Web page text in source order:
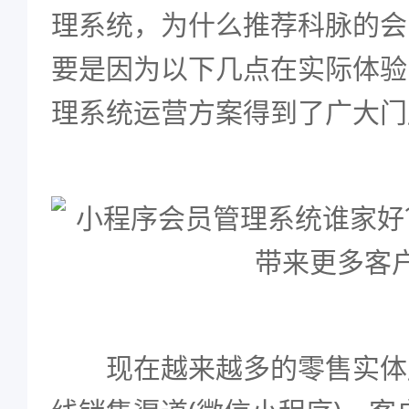
理系统，为什么推荐科脉的
要是因为以下几点在实际体
理系统运营方案得到了广大
现在越来越多的零售实体